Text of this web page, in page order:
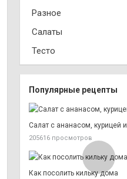
Разное
Салаты
Тесто
Популярные рецепты
Салат с ананасом, курицей
205616 просмотров
Как посолить кильку дома